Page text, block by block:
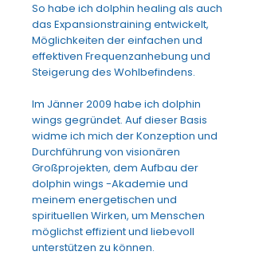
So habe ich dolphin healing als auch
das Expansionstraining entwickelt,
Möglichkeiten der einfachen und
effektiven Frequenzanhebung und
Steigerung des Wohlbefindens.
Im Jänner 2009 habe ich dolphin
wings gegründet. Auf dieser Basis
widme ich mich der Konzeption und
Durchführung von visionären
Großprojekten, dem Aufbau der
dolphin wings -Akademie und
meinem energetischen und
spirituellen Wirken, um Menschen
möglichst effizient und liebevoll
unterstützen zu können.